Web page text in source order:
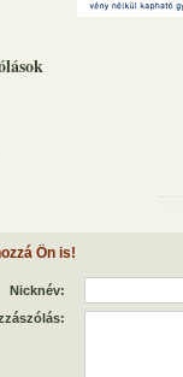
Ön is!
Nicknév: